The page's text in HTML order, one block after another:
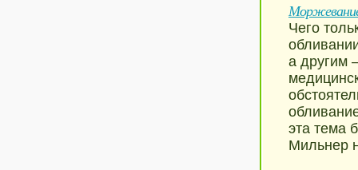
Чего
а другим
эта тема
Мильнер